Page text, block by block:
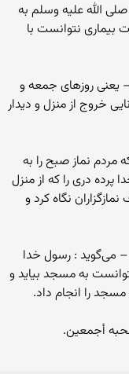
الله علیه وسلم به
نتوانست با
یعنی روزهای جمعه و
خروج از منزل و دیدار
مردم نماز صبح را به
پرده دری را که از منزل
نگاه کرد و
می‌گوید : رسول خدا
به مسجد بیاید و
را انجام داد.
أجمعین.‏